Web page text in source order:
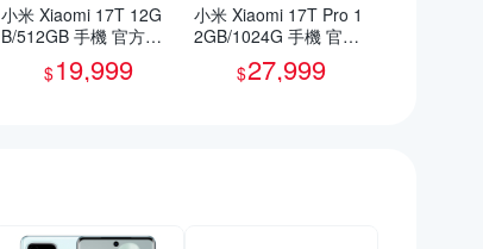
小米 Xiaomi 17T 12G
B/512GB 手機 官方旗
$19,999
小米 Xiaomi 17T Pro 1
2GB/1024G 手機 官方
$27,999